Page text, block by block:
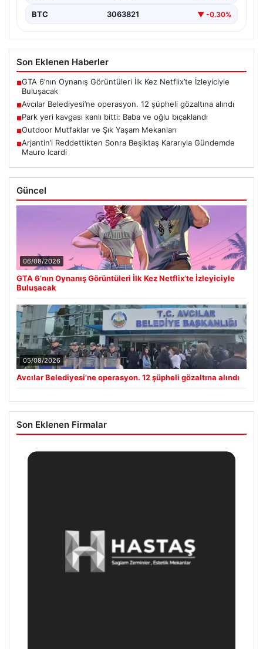
BTC 3063821 ▼ -0.30%
Son Eklenen Haberler
■GTA 6’nın Oynanış Görüntüleri İlk Kez Netflix’te İzleyiciyle
Buluşacak
■Avcılar Belediyesi’ne operasyon. 12 şüpheli gözaltına alındı
■Park yeri kavgası kanlı bitti: Baba ve oğlu bıçaklandı
■Outdoor Mutfaklar ve Şık Yaşam Mekanları
■Arjantin’i Reddettikten Sonra Beşiktaş Kararıyla Gündemde
Mauro Icardi
Güncel
06/08/2026
GTA 6’nın Oynanış Görüntüleri İlk Kez Netflix’te İzleyiciyle
Buluşacak
05/08/2026
Avcılar Belediyesi’ne operasyon. 12 şüpheli gözaltına alındı
Son Eklenen Firmalar